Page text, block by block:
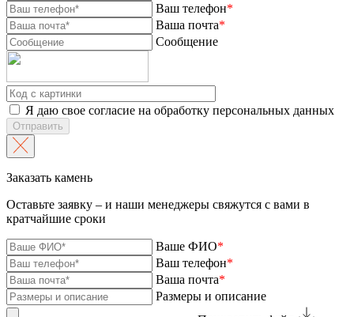
Ваш телефон*
Ваша почта*
Сообщение
Я даю свое согласие на обработку персональных данных
Отправить
Заказать камень
Оставьте заявку – и наши менеджеры свяжутся с вами в
кратчайшие сроки
Ваше ФИО*
Ваш телефон*
Ваша почта*
Размеры и описание